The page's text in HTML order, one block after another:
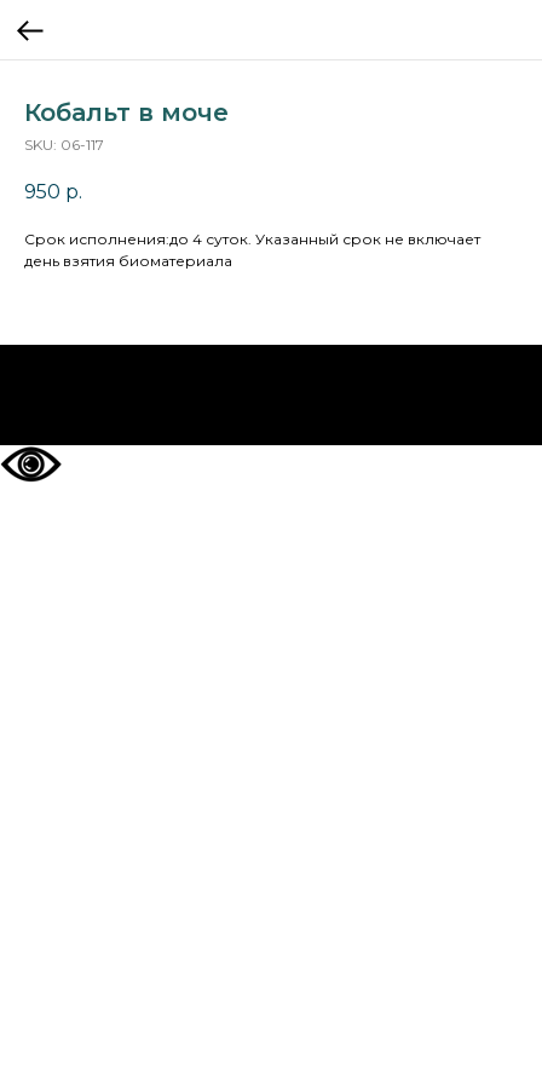
Кобальт в моче
SKU: 06-117
950 р.
Cрок исполнения:до 4 суток. Указанный срок не включает
день взятия биоматериала